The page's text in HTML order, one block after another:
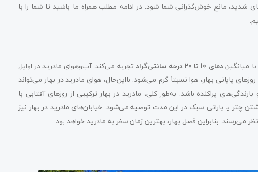
شدید، مانع خوش‌گذرانی شما شود. در ادامه مطلب همراه ما باشید تا شما را با
میانگین دمای 10 تا 20 درجه سانتی‌گراد
تجربه می‌کند. آب‌وهوای مادرید در اوایل
پایانی بهار، هوا نسبتأ گرم می‌شود. بااین‌حال، هوای مادرید در بهار می‌تواند
پراکنده باشد. به‌طور کلی، مادرید در بهار ترکیبی از روزهای آفتابی با
چتر یا بارانی سبک در این مدت توصیه می‌شود. خیابان‌های مادرید در بهار نیز
می‌رسند. بنابراین فصل بهار، بهترین زمان سفر به مادرید خواهد بود.